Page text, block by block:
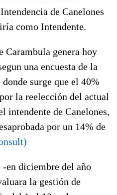
de Canelones
como Intendente.
Carambula genera hoy
una encuesta de la
surge que el 40%
la reelección del actual
intendente de Canelones,
por un 14% de
en diciembre del año
la gestión de